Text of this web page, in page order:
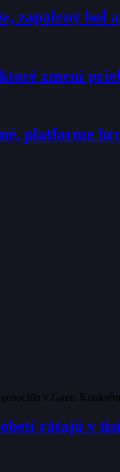
zapálený bol
zmení
platforme
v Gaze.
rátajú v